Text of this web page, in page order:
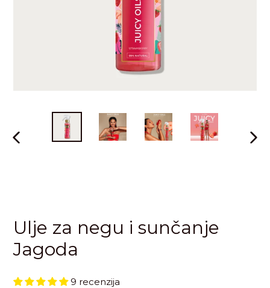
Ulje za negu i sunčanje
Jagoda
9 recenzija